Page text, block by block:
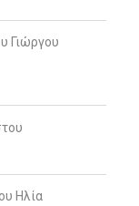
Γιώργου
Ηλία